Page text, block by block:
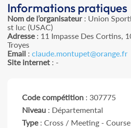
Informations pratiques
Nom de l’organisateur: Union
st luc (USAC)
Adresse: 11 Impasse Des Cortins,
Troyes
Email : claude.montupet@orange.fr
Site internet : -
Code compétition : 307775
Niveau : Départemental
Type: Cross / Meeting -